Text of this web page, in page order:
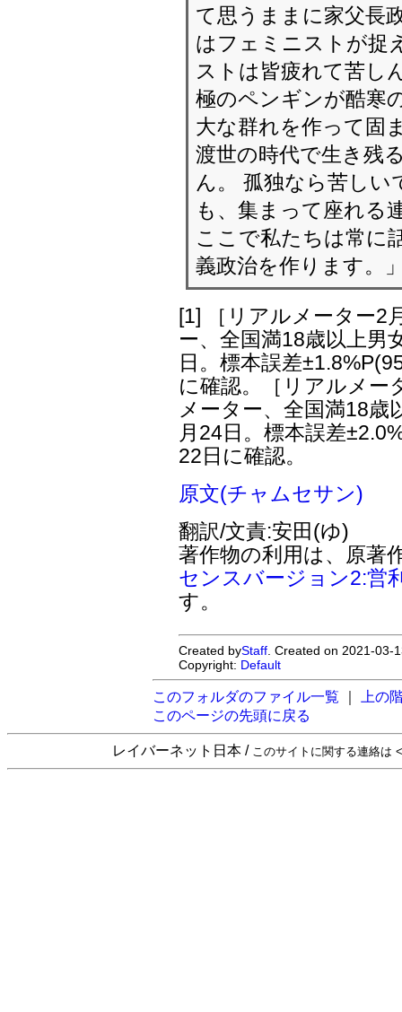
て思うままに家父長
はフェミニストが捉
ストは皆疲れて苦し
極のペンギンが酷寒
大な群れを作って固
渡世の時代で生き残
ん。 孤独なら苦し
も、集まって座れる
ここで私たちは常に
義政治を作ります。
[1] ［リアルメーター2
ー、全国満18歳以上男
日。標本誤差
に確認。［リアルメー
メーター、全国満18歳
月24日。標本誤差
22日に確認。
原文(チャムセサン)
翻訳/文責:安田(ゆ)
著作物の利用は、原著
センスバージョン2:営
す。
Created byStaff . Created on 2021-
Copyright: Default
このフォルダのファイル一覧
上の
このページの先頭に戻る
レイバーネット日本 / このサイトに関する連絡は